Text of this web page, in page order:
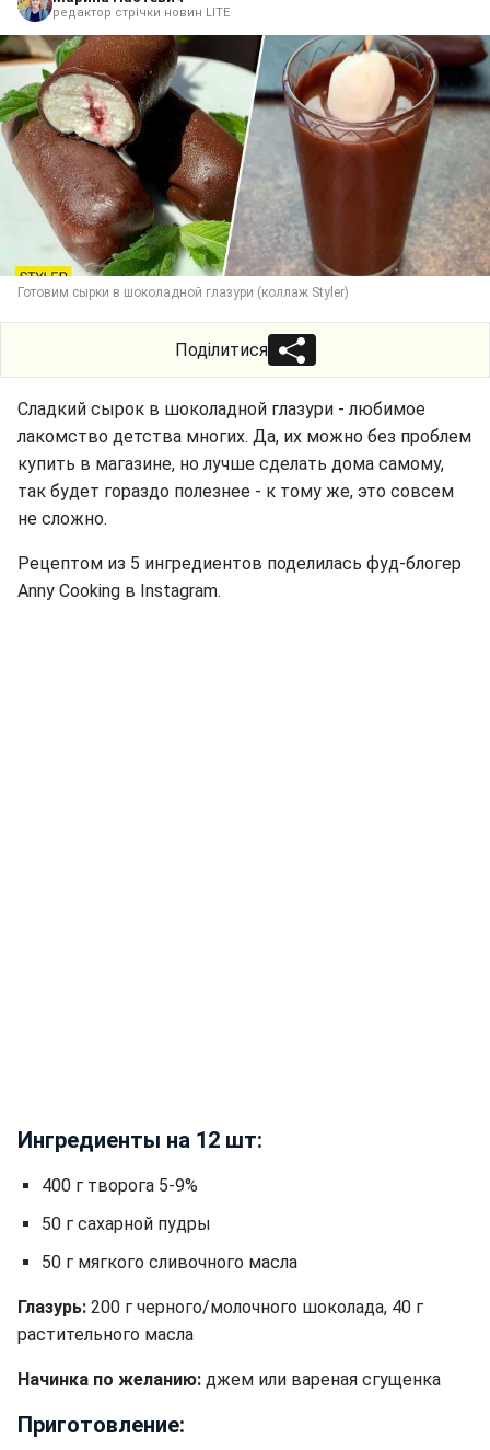
редактор стрічки новин LITE
Готовим сырки в шоколадной глазури (коллаж Styler)
Поділитися
Сладкий сырок в шоколадной глазури - любимое
лакомство детства многих. Да, их можно без проблем
купить в магазине, но лучше сделать дома самому,
так будет гораздо полезнее - к тому же, это совсем
не сложно.
Рецептом из 5 ингредиентов поделилась фуд-блогер
Anny Cooking в Instagram.
Ингредиенты на 12 шт:
400 г творога 5-9%
50 г сахарной пудры
50 г мягкого сливочного масла
Глазурь: 200 г черного/молочного шоколада, 40 г
растительного масла
Начинка по желанию: джем или вареная сгущенка
Приготовление: